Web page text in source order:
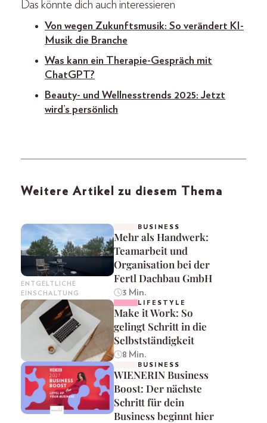
Das könnte dich auch interessieren
Von wegen Zukunftsmusik: So verändert KI-
Musik die Branche
Was kann ein Therapie-Gespräch mit
ChatGPT?
Beauty- und Wellnesstrends 2025: Jetzt
wird’s persönlich
Weitere Artikel zu diesem Thema
ENTGELTLICHE
EINSCHALTUNG
BUSINESS
Mehr als Handwerk:
Teamarbeit und
Organisation bei der
Fertl Dachbau GmbH
3 Min.
LIFESTYLE
Make it Work: So
gelingt Schritt in die
Selbstständigkeit
8 Min.
BUSINESS
WIENERIN Business
Boost: Der nächste
Schritt für dein
Business beginnt hier